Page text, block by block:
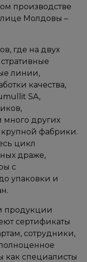
производстве
Молдовы –
где на двух
линии,
качества,
SA,
много других
фабрики.
цикл
драже,
с
упаковки и
продукции
сертификаты
сотрудники,
как специалисты